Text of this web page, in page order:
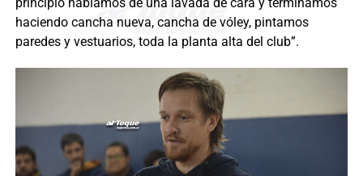
haciendo cancha nueva, cancha de vóley, pintamos
paredes y vestuarios, toda la planta alta del club”.